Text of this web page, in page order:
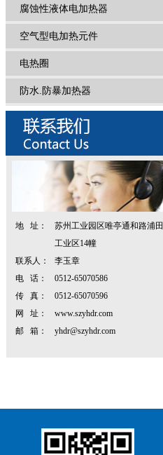
腐蚀性液体电加热器
空气型电加热元件
电热圈
防水.防暴加热器
地 址：
苏州工业园区唯亭通和路浦田
工业区14幢
联系人：
李玉章
电 话：
0512-65070586
传 真：
0512-65070596
网 址：
www.szyhdr.com
邮 箱：
yhdr@szyhdr.com